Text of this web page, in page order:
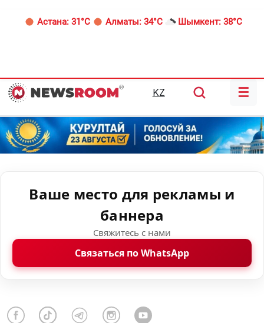
Астана: 31°C Алматы: 34°C Шымкент: 38°C
KZ ☰
Ваше место для рекламы и
баннера
Свяжитесь с нами
Связаться по WhatsApp